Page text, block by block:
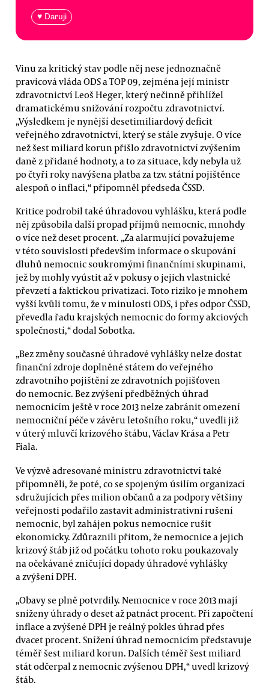
♥ Daruji
Vinu za kritický stav podle něj nese jednoznačně
pravicová vláda ODS a TOP 09, zejména její ministr
zdravotnictví Leoš Heger, který nečinně přihlížel
dramatickému snižování rozpočtu zdravotnictví.
„Výsledkem je nynější desetimiliardový deficit
veřejného zdravotnictví, který se stále zvyšuje. O více
než šest miliard korun přišlo zdravotnictví zvýšením
daně z přidané hodnoty, a to za situace, kdy nebyla už
po čtyři roky navýšena platba za tzv. státní pojištěnce
alespoň o inflaci,“ připomněl předseda ČSSD.
Kritice podrobil také úhradovou vyhlášku, která podle
něj způsobila další propad příjmů nemocnic, mnohdy
o více než deset procent. „Za alarmující považujeme
v této souvislosti především informace o skupování
dluhů nemocnic soukromými finančními skupinami,
jež by mohly vyústit až v pokusy o jejich vlastnické
převzetí a faktickou privatizaci. Toto riziko je mnohem
vyšší kvůli tomu, že v minulosti ODS, i přes odpor ČSSD,
převedla řadu krajských nemocnic do formy akciových
společností,“ dodal Sobotka.
„Bez změny současné úhradové vyhlášky nelze dostat
finanční zdroje doplněné státem do veřejného
zdravotního pojištění ze zdravotních pojišťoven
do nemocnic. Bez zvýšení předběžných úhrad
nemocnicím ještě v roce 2013 nelze zabránit omezení
nemocniční péče v závěru letošního roku,“ uvedli již
v úterý mluvčí krizového štábu, Václav Krása a Petr
Fiala.
Ve výzvě adresované ministru zdravotnictví také
připomněli, že poté, co se spojeným úsilím organizací
sdružujících přes milion občanů a za podpory většiny
veřejnosti podařilo zastavit administrativní rušení
nemocnic, byl zahájen pokus nemocnice rušit
ekonomicky. Zdůraznili přitom, že nemocnice a jejich
krizový štáb již od počátku tohoto roku poukazovaly
na očekávané zničující dopady úhradové vyhlášky
a zvýšení DPH.
„Obavy se plně potvrdily. Nemocnice v roce 2013 mají
sníženy úhrady o deset až patnáct procent. Při započtení
inflace a zvýšené DPH je reálný pokles úhrad přes
dvacet procent. Snížení úhrad nemocnicím představuje
téměř šest miliard korun. Dalších téměř šest miliard
stát odčerpal z nemocnic zvýšenou DPH,“ uvedl krizový
štáb.